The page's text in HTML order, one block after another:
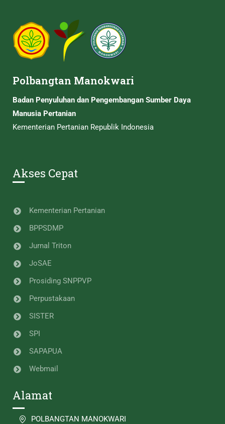
Polbangtan Manokwari
Badan Penyuluhan dan Pengembangan Sumber Daya
Manusia Pertanian
Kementerian Pertanian Republik Indonesia
Akses Cepat
Kementerian Pertanian
BPPSDMP
Jurnal Triton
JoSAE
Prosiding SNPPVP
Perpustakaan
SISTER
SPI
SAPAPUA
Webmail
Alamat
POLBANGTAN MANOKWARI